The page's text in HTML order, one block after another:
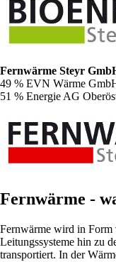
Fernwärme Steyr
49 % EVN Wärme
51 % Energie AG
Fernwärme -
Fernwärme wird in Form
Leitungssysteme hin zu
transportiert. In der